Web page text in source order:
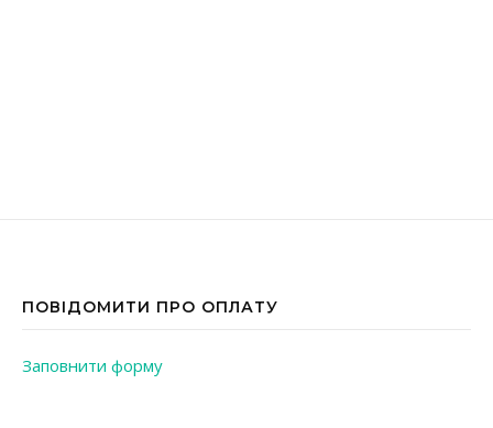
ПОВІДОМИТИ ПРО ОПЛАТУ
Заповнити форму